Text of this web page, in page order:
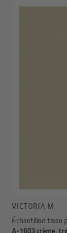
VICTORIA M
Échantillon tissu
A-1603 crème,